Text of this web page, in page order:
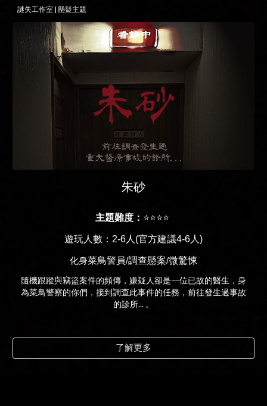
謎失工作室 |懸疑主題
朱砂
主題難度： ⭐⭐⭐⭐
遊玩人數：2-6人(官方建議4-6人)
化身菜鳥警員/調查懸案/微驚悚
隨機跟蹤與竊盜案件的頻傳，嫌疑人卻是一位已故的醫生，身
為菜鳥警察的你們，接到調查此事件的任務，前往發生過事故
的診所... 。
了解更多